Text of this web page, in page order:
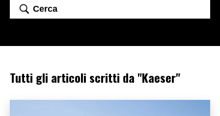
Tutti gli articoli scritti da "Kaeser"